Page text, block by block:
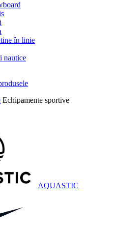
în linie
nautice
Echipamente sportive
AQUASTIC